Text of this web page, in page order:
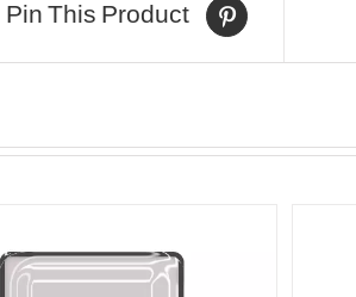
Pin This Product